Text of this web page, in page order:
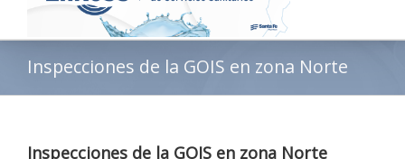
Inspecciones de la GOIS en zona Norte
Inspecciones de la GOIS en zona Norte